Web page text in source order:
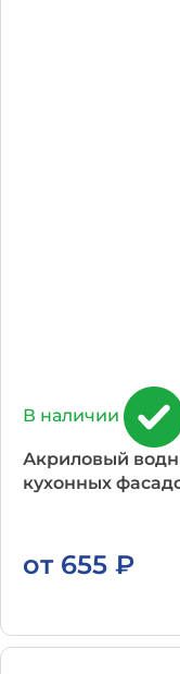
В наличии
Акриловый
кухонных
от 655 ₽